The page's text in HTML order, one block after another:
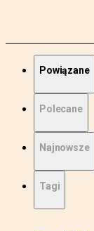
Powiązane
Polecane
Najnowsze
Tagi